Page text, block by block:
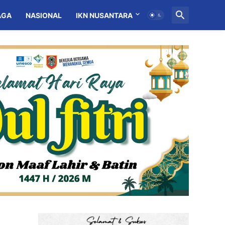
NASIONAL IKN NUSANTARA MITRA